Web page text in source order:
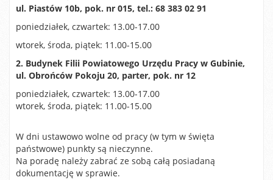
ul. Piastów 10b, pok. nr 015, tel.: 68 383 02 91
poniedziałek, czwartek: 13.00-17.00
wtorek, środa, piątek: 11.00-15.00
2. Budynek Filii Powiatowego Urzędu Pracy w Gubinie,
ul. Obrońców Pokoju 20, parter, pok. nr 12
poniedziałek, czwartek: 13.00-17.00
wtorek, środa, piątek: 11.00-15.00
W dni ustawowo wolne od pracy (w tym w święta
państwowe) punkty są nieczynne.
Na poradę należy zabrać ze sobą całą posiadaną
dokumentację w sprawie.